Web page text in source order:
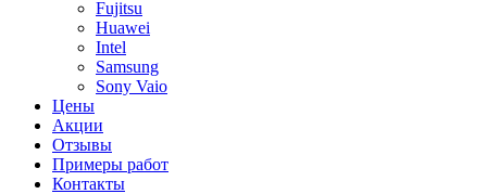
Fujitsu
Huawei
Intel
Samsung
Sony Vaio
Цены
Акции
Отзывы
Примеры работ
Контакты